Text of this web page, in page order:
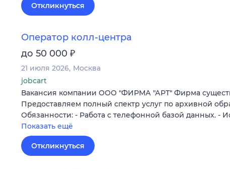
Откликнуться
Оператор колл-центра
до 50 000 ₽
21 июля 2026 Москва
jobcart
Вакансия компании ООО "ФИРМА "АРТ" Фирма
Предоставляем полный спектр услуг по архивной
Обязанности: - Работа с телефонной базой данных. -
Показать ещё
Откликнуться